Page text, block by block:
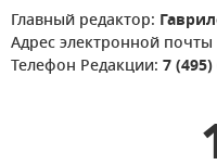
Главный редактор:
Адрес электронной
Телефон Редакции: 7 (495)